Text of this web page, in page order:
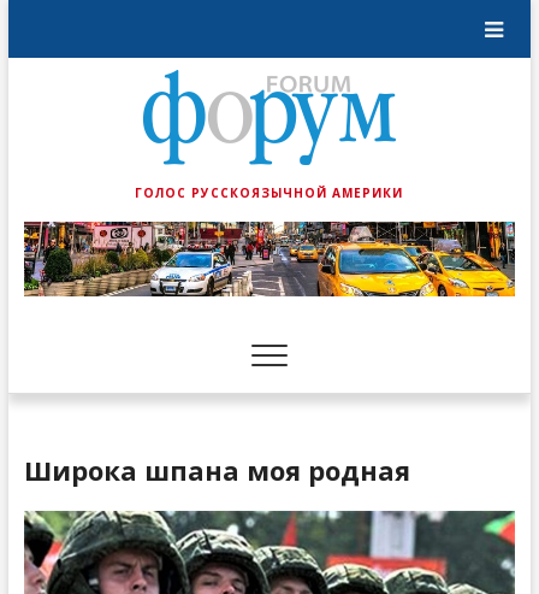
ГОЛОС РУССКОЯЗЫЧНОЙ АМЕРИКИ
Широка шпана моя родная